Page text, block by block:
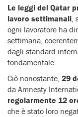
Le leggi del Qatar
lavoro settimanali,
ogni lavoratore ha
settimana,
dagli standard
fondamentale.
Ciò nonostante, 29
da Amnesty
regolarmente 12
che è stato loro